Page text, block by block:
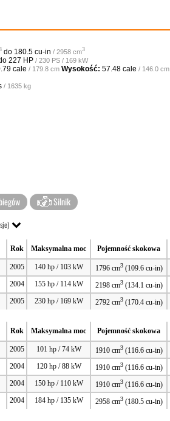
do 180.5 cu-in / 2958 cm3
227 HP / 230 PS / 169 kW
cale / 179.8 cm Wysokość: 57.48 cale / 146.0 cm
/ 1635 kg
Silnik
Rok Maksymalna moc Pojemność skokowa
2005 140 hp / 103 kW 1796 cm3(109.6 cu-in)
2004 155 hp / 114 kW 2198 cm3(134.1 cu-in)
2005 230 hp / 169 kW 2792 cm3(170.4 cu-in)
Rok Maksymalna moc Pojemność skokowa
2005 101 hp / 74 kW 1910 cm3(116.6 cu-in)
2004 120 hp / 88 kW 1910 cm3(116.6 cu-in)
2004 150 hp / 110 kW 1910 cm3(116.6 cu-in)
2004 184 hp / 135 kW 2958 cm3(180.5 cu-in)